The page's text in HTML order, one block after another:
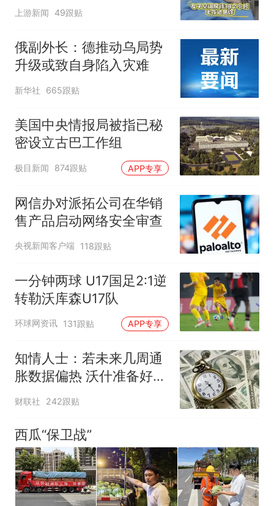
上游新闻 49跟贴
俄副外长：德推动乌局势
升级或致自身陷入灾难
新华社 665跟贴
美国中央情报局被指已秘
密设立古巴工作组
极目新闻 874跟贴 APP专享
网信办对派拓公司在华销
售产品启动网络安全审查
央视新闻客户端 118跟贴
一分钟两球 U17国足2:1逆
转勒沃库森U17队
环球网资讯 131跟贴 APP专享
知情人士：若未来几周通
胀数据偏热 沃什准备好加
息
财联社 242跟贴
西瓜“保卫战”